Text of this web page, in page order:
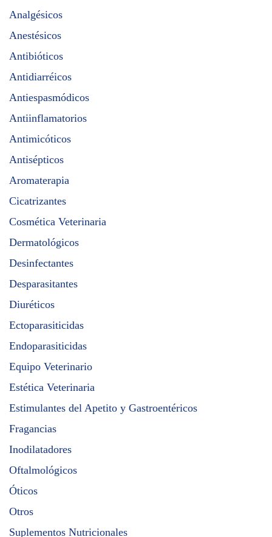
Analgésicos
Anestésicos
Antibióticos
Antidiarréicos
Antiespasmódicos
Antiinflamatorios
Antimicóticos
Antisépticos
Aromaterapia
Cicatrizantes
Cosmética Veterinaria
Dermatológicos
Desinfectantes
Desparasitantes
Diuréticos
Ectoparasiticidas
Endoparasiticidas
Equipo Veterinario
Estética Veterinaria
Estimulantes del Apetito y Gastroentéricos
Fragancias
Inodilatadores
Oftalmológicos
Óticos
Otros
Suplementos Nutricionales